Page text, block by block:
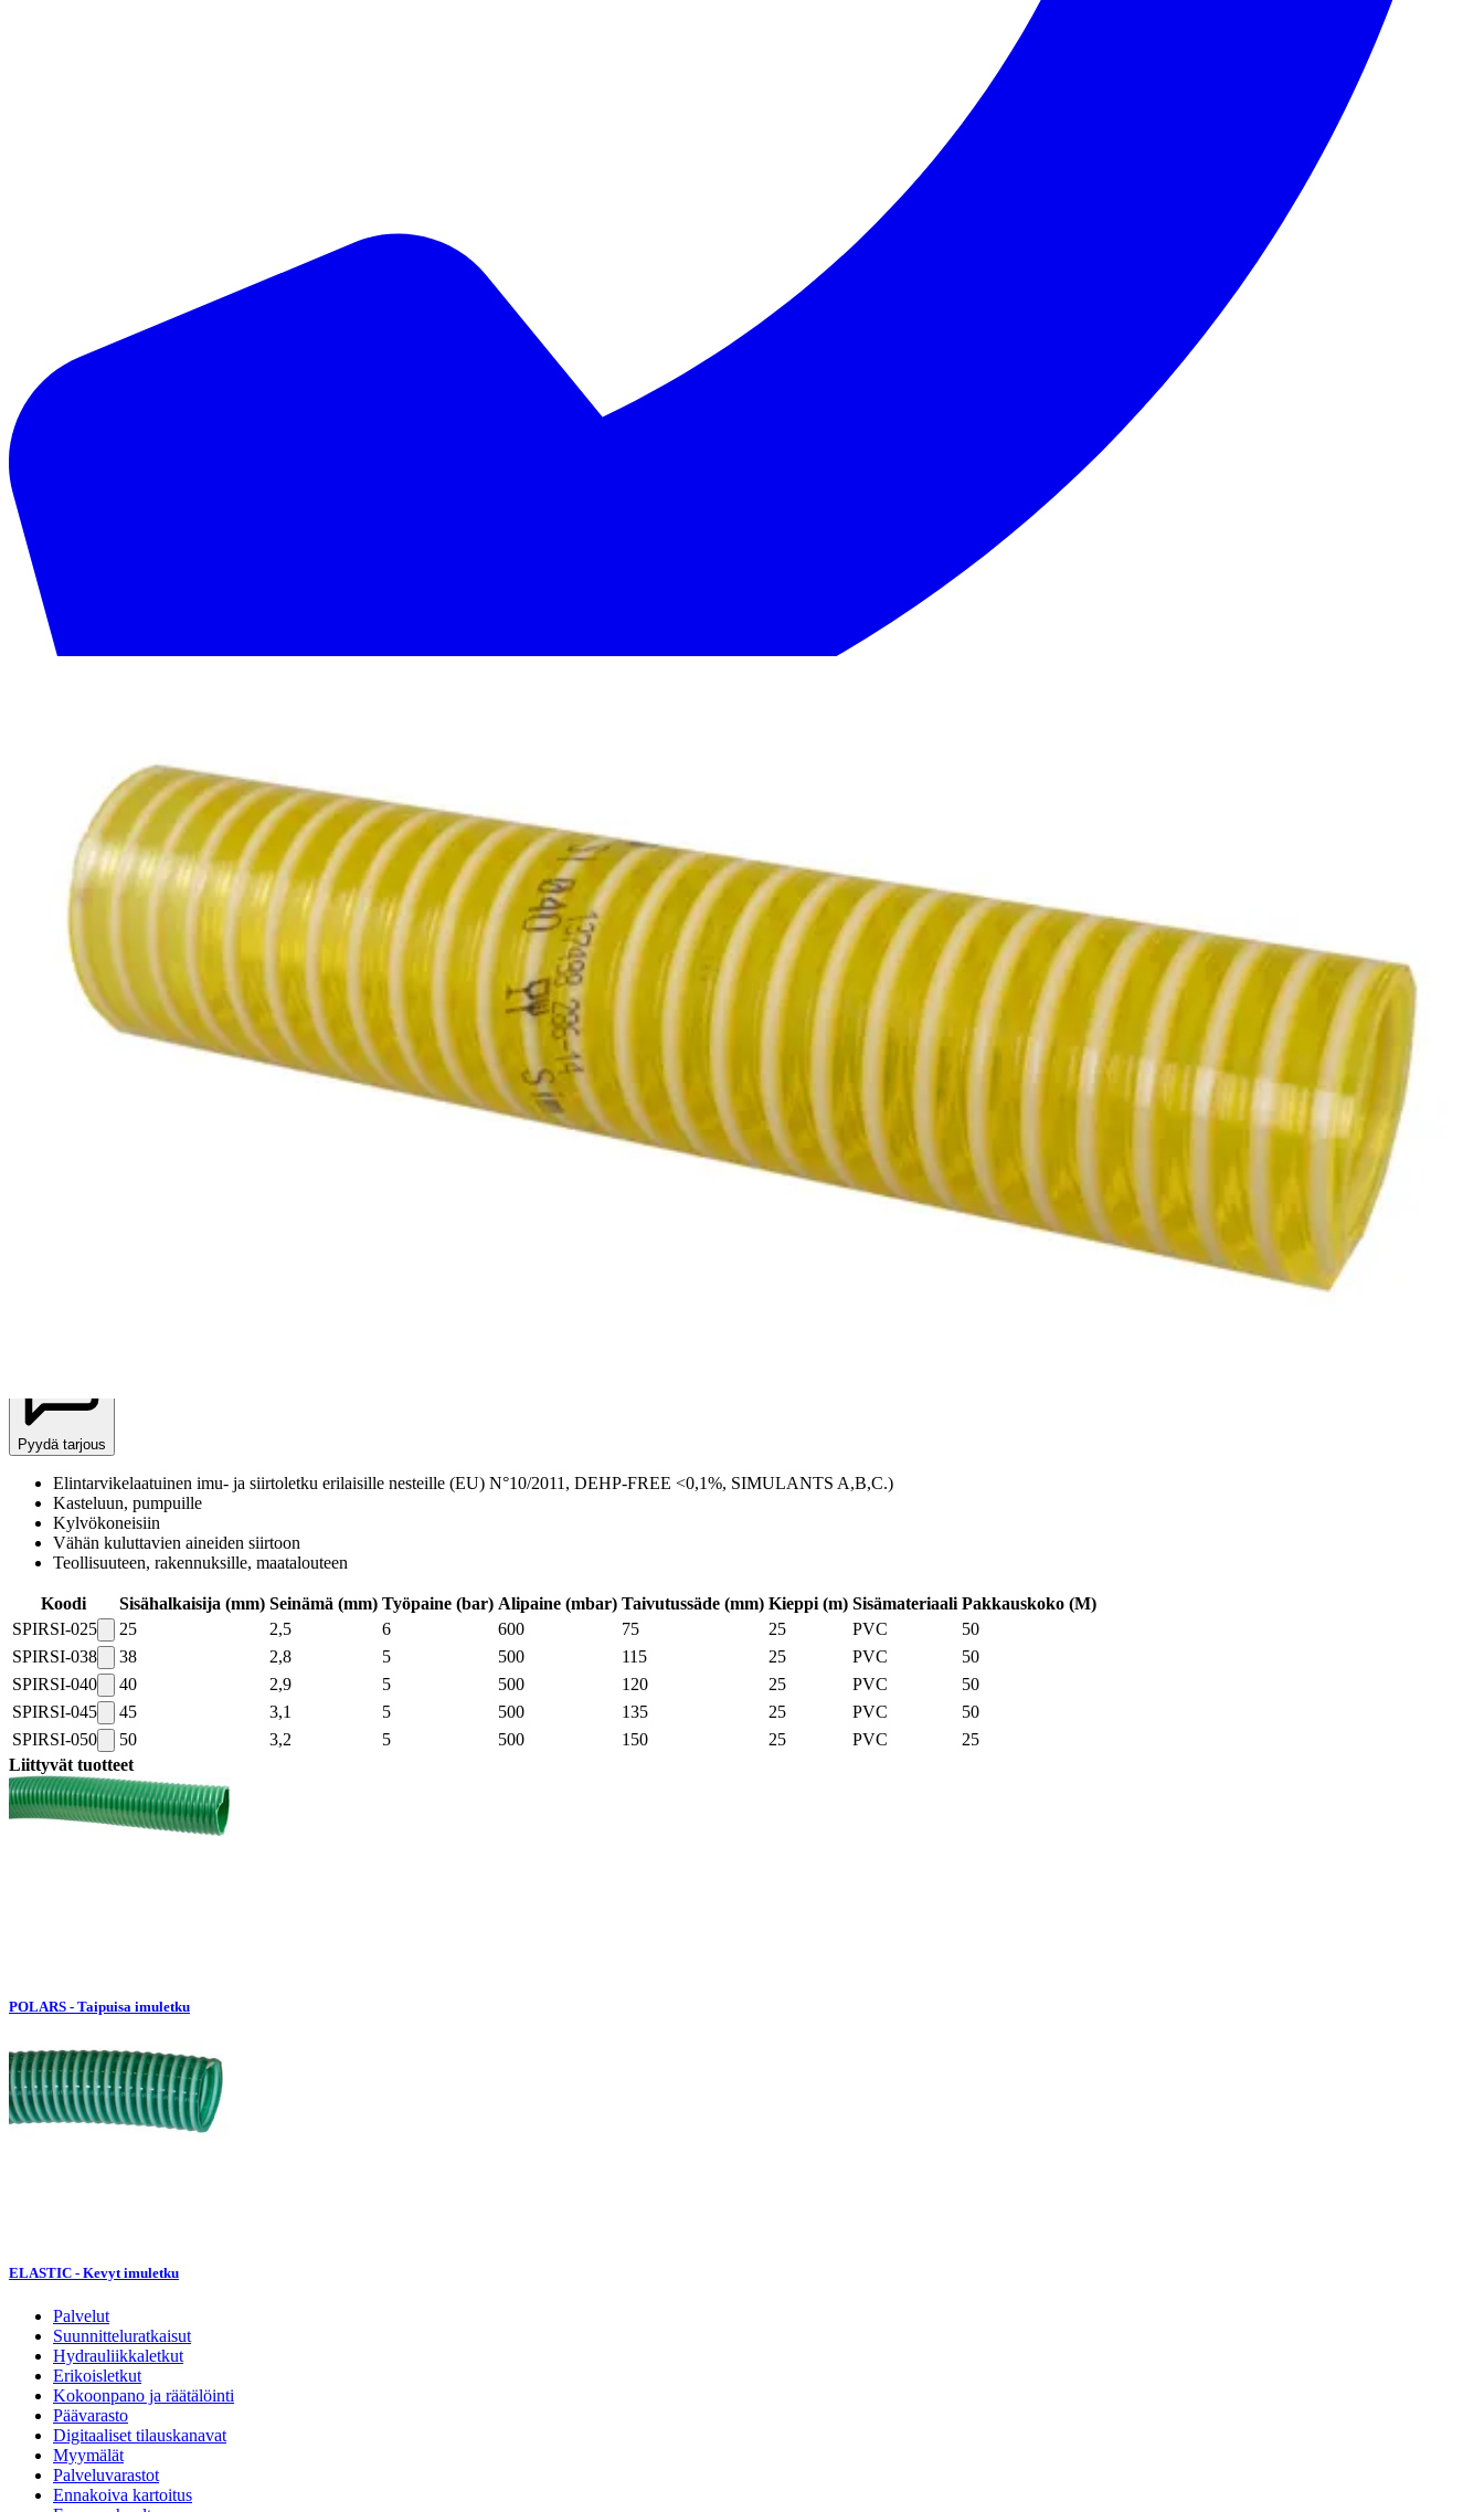
020 1133 500
Tuotteet
Palvelut
Meistä
Tekninen tuki
Yhteystiedot
Pyydä tarjous
Elintarvikelaatuinen imu- ja siirtoletku erilaisille nesteille (EU) N°10/2011, DEHP-FREE <0,1%, SIMULANTS A,B,C.)
Kasteluun, pumpuille
Kylvökoneisiin
Vähän kuluttavien aineiden siirtoon
Teollisuuteen, rakennuksille, maatalouteen
Koodi Sisähalkaisija (mm) Seinämä (mm) Työpaine (bar) Alipaine (mbar) Taivutussäde (mm) Kieppi (m) Sisämateriaali Pakkauskoko (M)
SPIRSI-025
25 2,5 6 600 75 25 PVC
50
SPIRSI-038
38 2,8 5 500 115 25 PVC
50
SPIRSI-040
40 2,9 5 500 120 25 PVC
50
SPIRSI-045
45 3,1 5 500 135 25 PVC
50
SPIRSI-050
50 3,2 5 500 150 25 PVC
25
Liittyvät tuotteet
POLARS - Taipuisa imuletku
ELASTIC - Kevyt imuletku
Palvelut
Suunnitteluratkaisut
Hydrauliikkaletkut
Erikoisletkut
Kokoonpano ja räätälöinti
Päävarasto
Digitaaliset tilauskanavat
Myymälät
Palveluvarastot
Ennakoiva kartoitus